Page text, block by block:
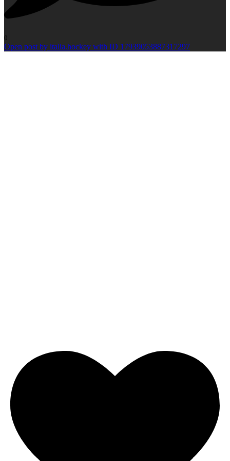
0
Open post by italia.hockey with ID 17939053887317297